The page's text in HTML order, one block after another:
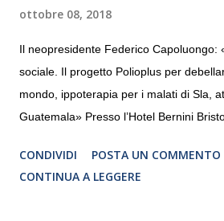
ottobre 08, 2018
Il neopresidente Federico Capoluongo:
sociale. Il progetto Polioplus per
mondo, ippoterapia per i malati di Sla,
Guatemala» Presso l’Hotel Bernini
programmazione del Rotary Club Roma
i quaranta anni di attività. Un’occasione
CONDIVIDI
POSTA UN COMMENTO
CONTINUA A LEGGERE